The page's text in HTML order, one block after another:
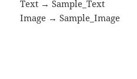
Text → Sample_Text
Image → Sample_Image